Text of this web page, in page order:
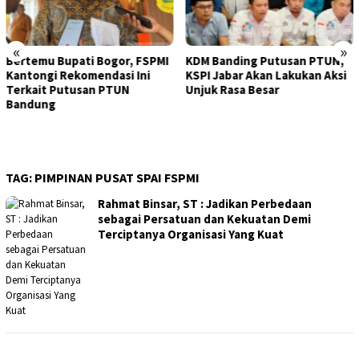
« »
Bertemu Bupati Bogor, FSPMI
Kantongi Rekomendasi Ini
Terkait Putusan PTUN
Bandung
KDM Banding Putusan PTUN,
KSPI Jabar Akan Lakukan Aksi
Unjuk Rasa Besar
TAG: PIMPINAN PUSAT SPAI FSPMI
Rahmat Binsar, ST : Jadikan Perbedaan
sebagai Persatuan dan Kekuatan Demi
Terciptanya Organisasi Yang Kuat